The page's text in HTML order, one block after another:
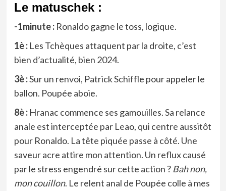
Le matuschek :
-1minute :Ronaldo gagne le toss, logique.
1è :Les Tchèques attaquent par la droite, c’est
bien d’actualité, bien 2024.
3è :Sur un renvoi, Patrick Schiffle pour appeler le
ballon. Poupée aboie.
8è :Hranac commence ses gamouilles. Sa relance
anale est interceptée par Leao, qui centre aussitôt
pour Ronaldo. La tête piquée passe à côté. Une
saveur acre attire mon attention. Un reflux causé
par le stress engendré sur cette action ? Bah non,
mon couillon. Le relent anal de Poupée colle à mes